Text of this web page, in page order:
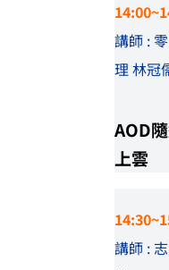
講師 :
理 林冠
AOD
上雲
講師 :